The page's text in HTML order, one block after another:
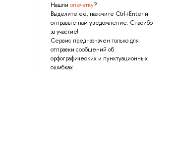
Нашли опечатку?
Выделите её, нажмите Ctrl+Enter и
отправьте нам уведомление. Спасибо
за участие!
Сервис предназначен только для
отправки сообщений об
орфографических и пунктуационных
ошибках.